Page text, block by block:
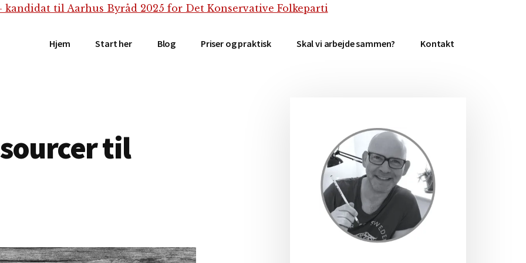
Hjem Start her Blog Priser og praktisk Skal vi arbejde sammen? Kontakt
til
Primær
Sidebar